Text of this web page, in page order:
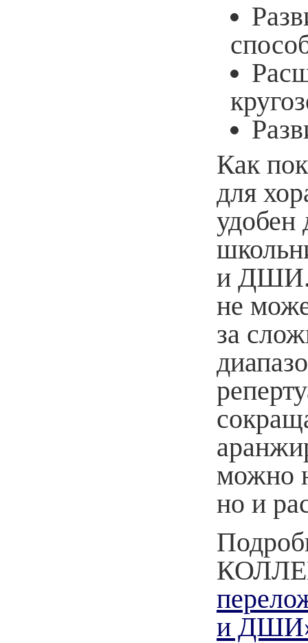
Как
для
и ДШИ.
не
за
можно
но и
и